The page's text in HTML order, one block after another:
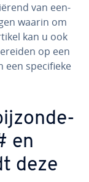
van een­
waarin om
kan u ook
op een
een spe­ci­fie­ke
en
deze